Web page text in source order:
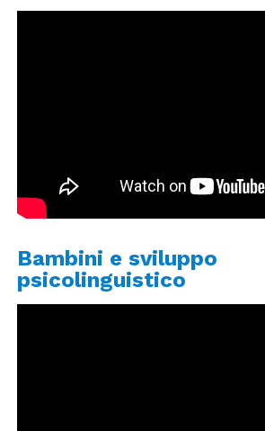
Bambini e sviluppo
psicolinguistico